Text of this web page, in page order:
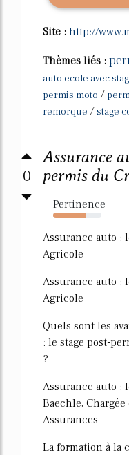
Site : http://
Thèmes liés :
auto ecole avec
permis moto /
remorque /stage
0
Assurance
permis du
Pertinence
67%
Assurance auto :
Agricole
Assurance auto :
Agricole
Quels sont les
: le stage post-
?
Assurance auto :
Baechle,
Assurances
La formation à la